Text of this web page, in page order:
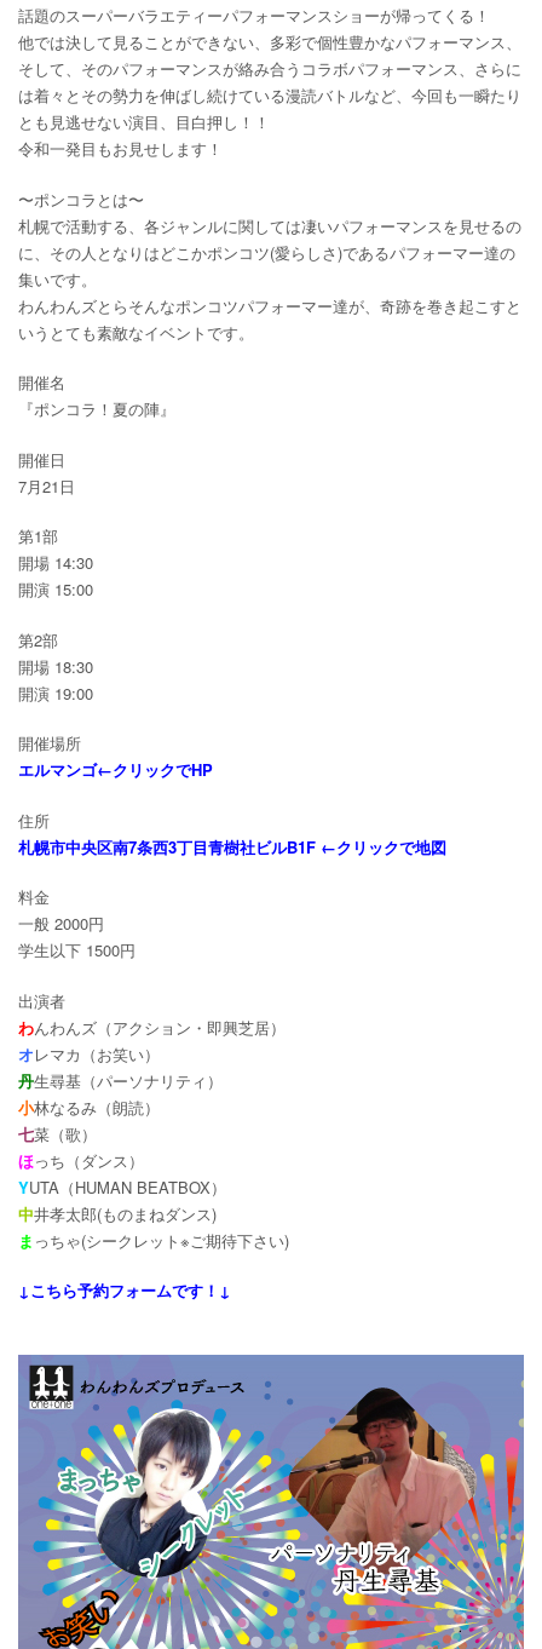
話題のスーパーバラエティーパフォーマンスショーが帰ってくる！
他では決して見ることができない、多彩で個性豊かなパフォーマンス、
そして、そのパフォーマンスが絡み合うコラボパフォーマンス、さらに
は着々とその勢力を伸ばし続けている漫読バトルなど、今回も一瞬たり
とも見逃せない演目、目白押し！！
令和一発目もお見せします！
〜ポンコラとは〜
札幌で活動する、各ジャンルに関しては凄いパフォーマンスを見せるの
に、その人となりはどこかポンコツ(愛らしさ)であるパフォーマー達の
集いです。
わんわんズとらそんなポンコツパフォーマー達が、奇跡を巻き起こすと
いうとても素敵なイベントです。
開催名
『ポンコラ！夏の陣』
開催日
7月21日
第1部
開場 14:30
開演 15:00
第2部
開場 18:30
開演 19:00
開催場所
エルマンゴ←クリックでHP
住所
札幌市中央区南7条西3丁目青樹社ビルB1F ←クリックで地図
料金
一般 2000円
学生以下 1500円
出演者
わんわんズ（アクション・即興芝居）
オレマカ（お笑い）
丹生尋基（パーソナリティ）
小林なるみ（朗読）
七菜（歌）
ほっち（ダンス）
YUTA（HUMAN BEATBOX）
中井孝太郎(ものまねダンス)
ま っちゃ(シークレット※ご期待下さい)
↓こちら予約フォームです！↓